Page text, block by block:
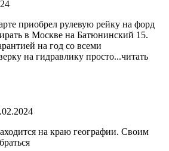
приобрел рулевую рейку на форд
в Москве на Батюнинский 15.
на год со всеми
на гидравлику просто...читать
на краю географии. Своим